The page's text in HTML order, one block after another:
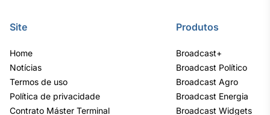
Site
Home
Notícias
Termos de uso
Política de privacidade
Contrato Máster Terminal
Produtos
Broadcast+
Broadcast Político
Broadcast Agro
Broadcast Energia
Broadcast Widgets